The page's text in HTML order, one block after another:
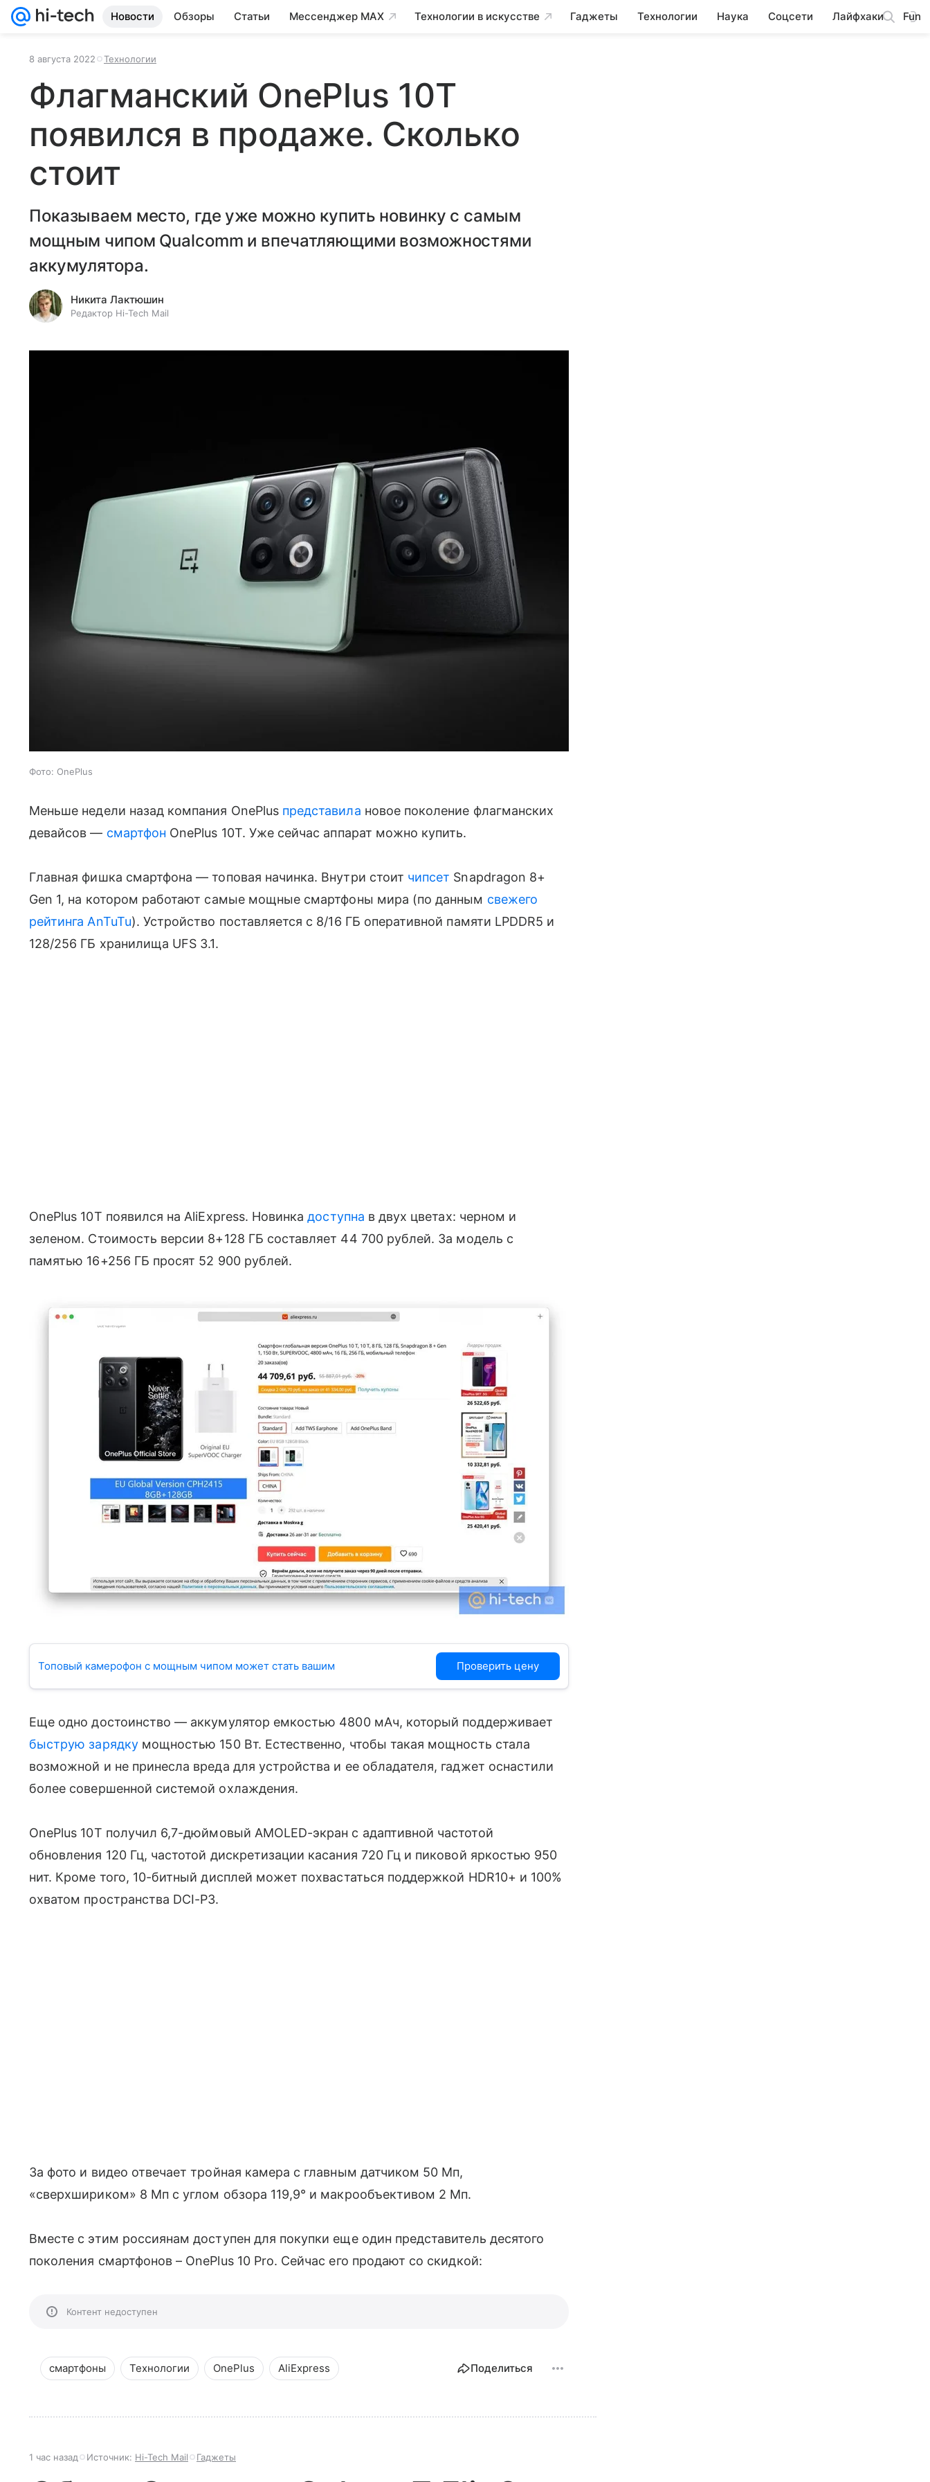
Новости Обзоры Статьи Мессенджер MAX Технологии в искусстве Гаджеты Технологии Наука Соцсети Лайфхаки Fun
8 августа 2022 Технологии
Флагманский OnePlus 10T
появился в продаже. Сколько
стоит
Показываем место, где уже можно купить новинку с самым
мощным чипом Qualcomm и впечатляющими возможностями
аккумулятора.
Никита Лактюшин
Редактор Hi-Tech Mail
Фото: OnePlus
Меньше недели назад компания OnePlus представила новое поколение флагманских
девайсов — смартфон OnePlus 10T. Уже сейчас аппарат можно купить.
Главная фишка смартфона — топовая начинка. Внутри стоит чипсет Snapdragon 8+
Gen 1, на котором работают самые мощные смартфоны мира (по данным свежего
рейтинга AnTuTu). Устройство поставляется с 8/16 ГБ оперативной памяти LPDDR5 и
128/256 ГБ хранилища UFS 3.1.
OnePlus 10T появился на AliExpress. Новинкадоступна в двух цветах: черном и
зеленом. Стоимость версии 8+128 ГБ составляет 44 700 рублей. За модель с
памятью 16+256 ГБ просят 52 900 рублей.
Топовый камерофон с мощным чипом может стать вашим Проверить цену
Еще одно достоинство — аккумулятор емкостью 4800 мАч, который поддерживает
быструю зарядкумощностью 150 Вт. Естественно, чтобы такая мощность стала
возможной и не принесла вреда для устройства и ее обладателя, гаджет оснастили
более совершенной системой охлаждения.
OnePlus 10T получил 6,7-дюймовый AMOLED-экран с адаптивной частотой
обновления 120 Гц, частотой дискретизации касания 720 Гц и пиковой яркостью 950
нит. Кроме того, 10-битный дисплей может похвастаться поддержкой HDR10+ и 100%
охватом пространства DCI-P3.
За фото и видео отвечает тройная камера с главным датчиком 50 Мп,
«сверхшириком» 8 Мп с углом обзора 119,9° и макрообъективом 2 Мп.
Вместе с этим россиянам доступен для покупки еще один представитель десятого
поколения смартфонов – OnePlus 10 Pro. Сейчас его продают со скидкой:
Контент недоступен
смартфоны Технологии OnePlus AliExpress Поделиться
1 час назад Источник: Hi-Tech Mail Гаджеты